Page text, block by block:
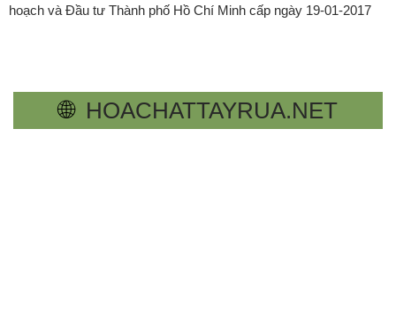
hoạch và Đầu tư Thành phố Hồ Chí Minh cấp ngày 19-01-2017
🌐 HOACHATTAYRUA.NET